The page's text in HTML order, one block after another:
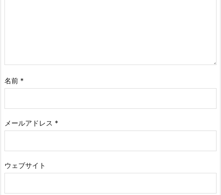
名前 *
メールアドレス *
ウェブサイト